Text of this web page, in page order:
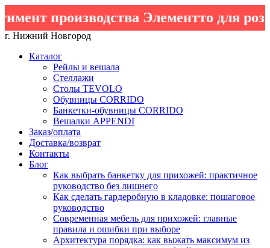
производства Элементто для
г. Нижний Новгород
Каталог
Рейлы и вешала
Стеллажи
Столы TEVOLO
Обувницы CORRIDO
Банкетки-обувницы CORRIDO
Вешалки APPENDI
Заказ/оплата
Доставка/возврат
Контакты
Блог
Как выбрать банкетку для прихожей: практичное
руководство без лишнего
Как сделать гардеробную в кладовке: пошаговое
руководство
Современная мебель для прихожей: главные
правила и ошибки при выборе
Архитектура порядка: как выжать максимум из